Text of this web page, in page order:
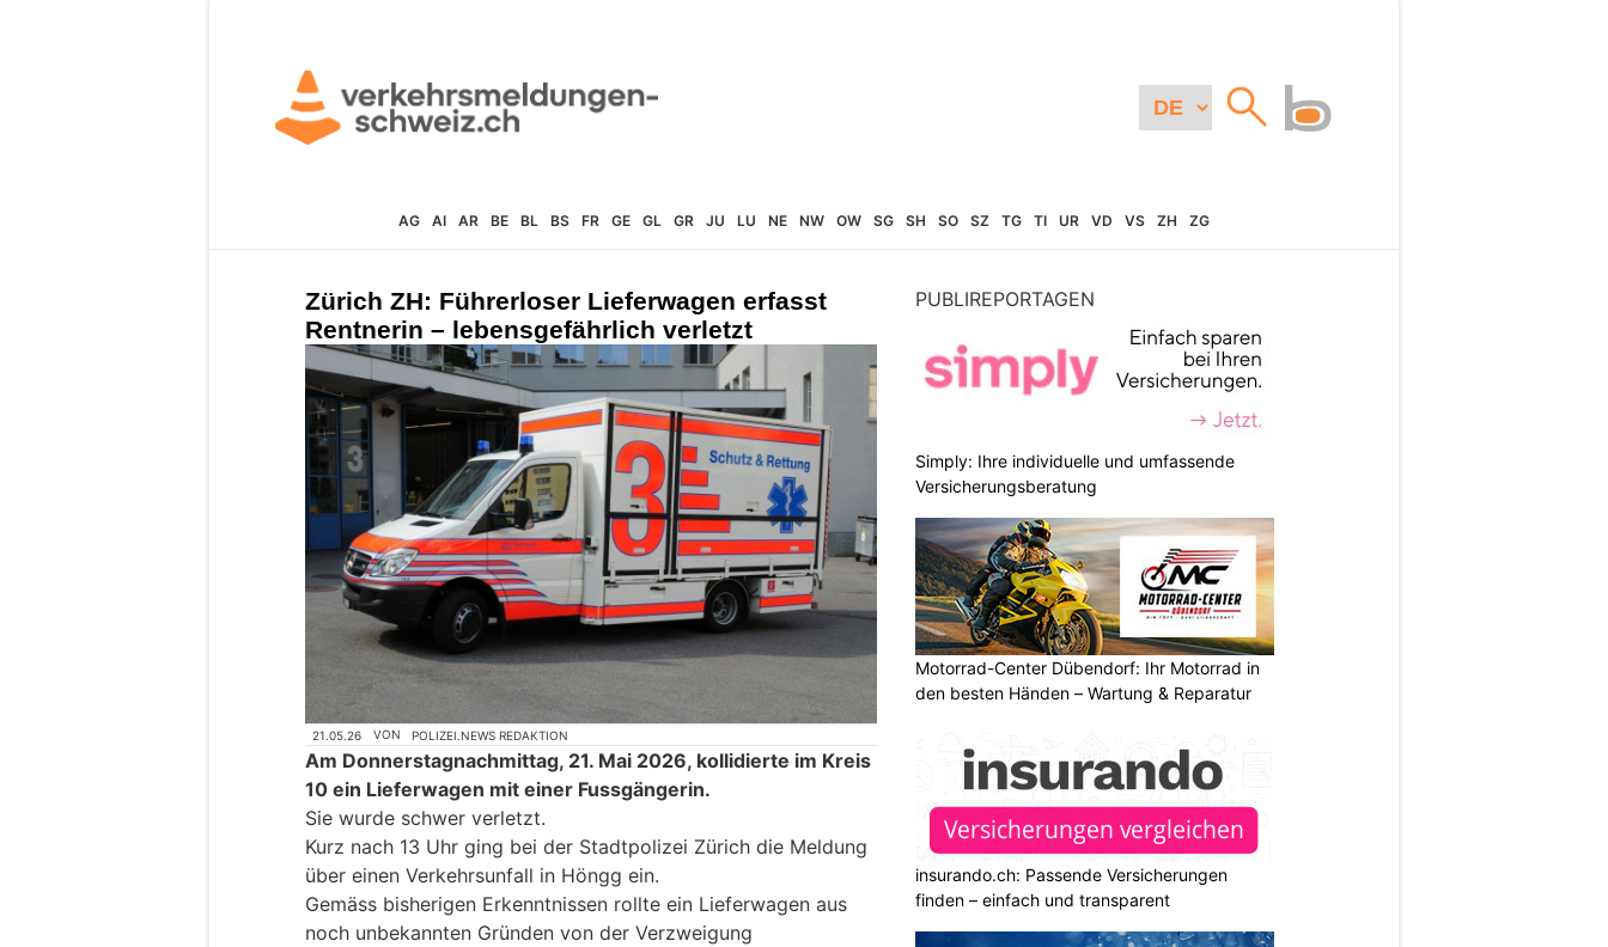
AG AI AR BE BL BS FR GE GL GR JU LU NE NW OW SG SH SO SZ TG TI UR VD VS ZH ZG
Zürich ZH: Führerloser Lieferwagen erfasst
Rentnerin – lebensgefährlich verletzt
21.05.26 VON POLIZEI.NEWS REDAKTION
Am Donnerstagnachmittag, 21. Mai 2026, kollidierte im Kreis
10 ein Lieferwagen mit einer Fussgängerin.
Sie wurde schwer verletzt.
Kurz nach 13 Uhr ging bei der Stadtpolizei Zürich die Meldung
über einen Verkehrsunfall in Höngg ein.
Gemäss bisherigen Erkenntnissen rollte ein Lieferwagen aus
noch unbekannten Gründen von der Verzweigung
PUBLIREPORTAGEN
Simply: Ihre individuelle und umfassende
Versicherungsberatung
Motorrad-Center Dübendorf: Ihr Motorrad in
den besten Händen – Wartung & Reparatur
insurando.ch: Passende Versicherungen
finden – einfach und transparent